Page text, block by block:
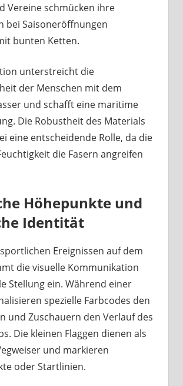
Vereine schmücken ihre
bei Saisoneröffnungen
bunten Ketten.
unterstreicht die
der Menschen mit dem
und schafft eine maritime
Die Robustheit des Materials
eine entscheidende Rolle, da die
die Fasern angreifen
Höhepunkte und
Identität
Ereignissen auf dem
die visuelle Kommunikation
Stellung ein. Während einer
spezielle Farbcodes den
und Zuschauern den Verlauf des
Die kleinen Flaggen dienen als
und markieren
oder Startlinien.